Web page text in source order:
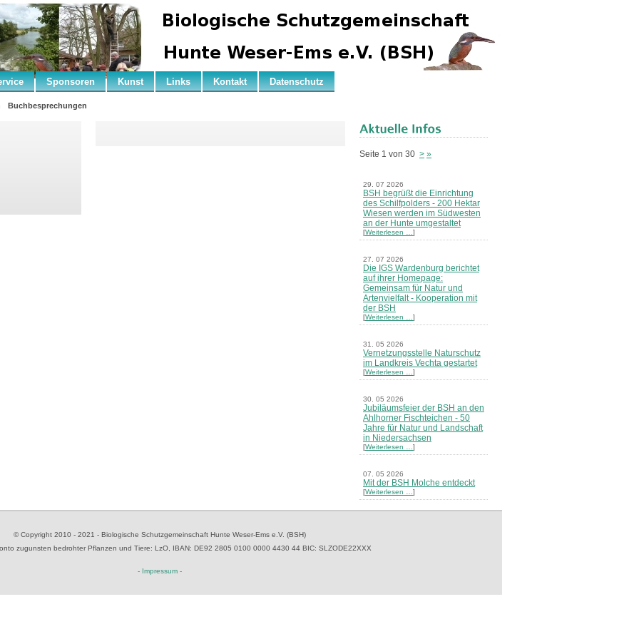
Sponsoren Kunst Links Kontakt Datenschutz
Buchbesprechungen
Seite 1 von 30 > »
29. 07 2026
BSH begrüßt die Einrichtung
des Schilfpolders - 200 Hektar
Wiesen werden im Südwesten
an der Hunte umgestaltet
[Weiterlesen … ]
27. 07 2026
Die IGS Wardenburg berichtet
auf ihrer Homepage:
Gemeinsam für Natur und
Artenvielfalt - Kooperation mit
der BSH
[Weiterlesen … ]
31. 05 2026
Vernetzungsstelle Naturschutz
im Landkreis Vechta gestartet
[Weiterlesen … ]
30. 05 2026
Jubiläumsfeier der BSH an den
Ahlhorner Fischteichen - 50
Jahre für Natur und Landschaft
in Niedersachsen
[Weiterlesen … ]
07. 05 2026
Mit der BSH Molche entdeckt
[Weiterlesen … ]
[Weiterlesen …
© Copyright 2010 - 2021 - Biologische Schutzgemeinschaft Hunte Weser-Ems e.V. (BSH)
zugunsten bedrohter Pflanzen und Tiere: LzO, IBAN: DE92 2805 0100 0000 4430 44 BIC: SLZODE22XXX
- Impressum -